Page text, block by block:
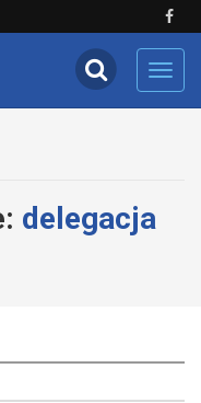
delegacja